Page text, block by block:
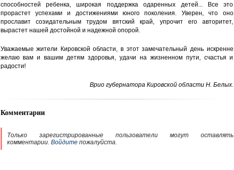
способностей ребенка, широкая поддержка одаренных детей... Все это
прорастет успехами и достижениями юного поколения. Уверен, что оно
прославит созидательным трудом вятский край, упрочит его авторитет,
вырастет нашей достойной и надежной опорой.
Уважаемые жители Кировской области, в этот замечательный день искренне
желаю вам и вашим детям здоровья, удачи на жизненном пути, счастья и
радости!
Врио губернатора Кировской области Н. Белых.
Комментарии
Только зарегистрированные пользователи могут оставлять
комментарии. Войдитепожалуйста.